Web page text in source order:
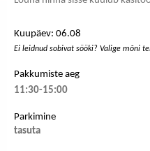
Kuupäev: 06.08
Ei leidnud sobivat sööki? Valige mõni
Pakkumiste aeg
11:30-15:00
Parkimine
tasuta